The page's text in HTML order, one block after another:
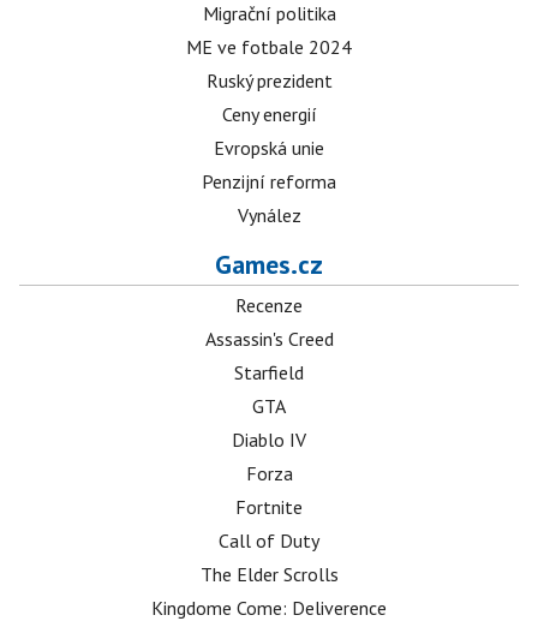
Migrační politika
ME ve fotbale 2024
Ruský prezident
Ceny energií
Evropská unie
Penzijní reforma
Vynález
Games.cz
Recenze
Assassin's Creed
Starfield
GTA
Diablo IV
Forza
Fortnite
Call of Duty
The Elder Scrolls
Kingdome Come: Deliverence